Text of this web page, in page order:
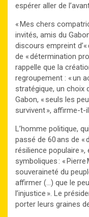
espérer aller de
« Mes chers
invités, amis du
discours empreint
de « détermination
rappelle que la
regroupement : « un
stratégique, un choix
Gabon, « seuls les
survivent », affirme-t-
L’homme politique,
passé de 60 ans de
résilience populaire
symboliques : «
souveraineté du
affirmer (…) que le
l’injustice ». Le
porter leurs graines